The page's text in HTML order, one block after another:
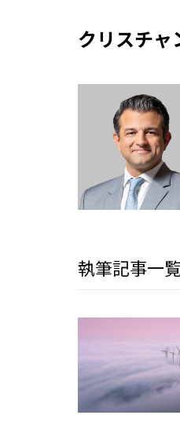
クリスチャ
執筆記事一